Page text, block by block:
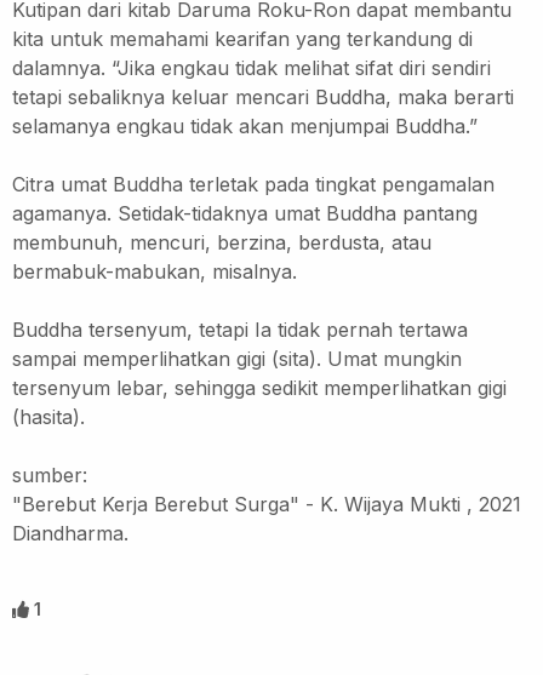
Kutipan dari kitab Daruma Roku-Ron dapat membantu
kita untuk memahami kearifan yang terkandung di
dalamnya. “Jika engkau tidak melihat sifat diri sendiri
tetapi sebaliknya keluar mencari Buddha, maka berarti
selamanya engkau tidak akan menjumpai Buddha.”
Citra umat Buddha terletak pada tingkat pengamalan
agamanya. Setidak-tidaknya umat Buddha pantang
membunuh, mencuri, berzina, berdusta, atau
bermabuk-mabukan, misalnya.
Buddha tersenyum, tetapi Ia tidak pernah tertawa
sampai memperlihatkan gigi (sita). Umat mungkin
tersenyum lebar, sehingga sedikit memperlihatkan gigi
(hasita).
sumber:
"Berebut Kerja Berebut Surga" - K. Wijaya Mukti , 2021
Diandharma.
1